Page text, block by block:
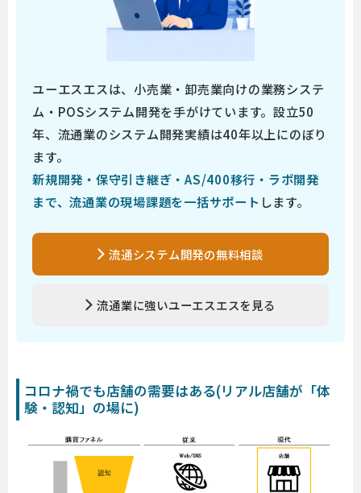
ユーエスエスは、小売業・卸売業向けの業務システ
ム・POSシステム開発を手がけています。設立50
年、流通業のシステム開発実績は40年以上にのぼり
ます。
新規開発・保守引き継ぎ・AS/400移行・ラボ開発
まで、流通業の現場課題を一括サポート します。
流通システム開発の無料相談
流通業に強いユーエスエスを見る
コロナ禍でも店舗の需要はある(リアル店舗が「体
験・認知」の場に)